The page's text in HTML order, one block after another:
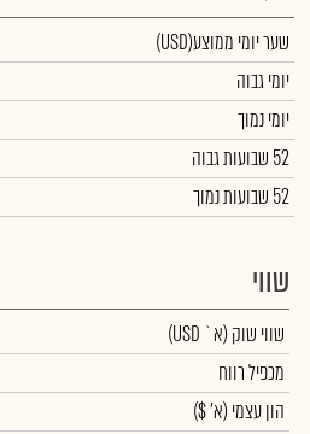
שער יומי ממוצע(USD)
יומי גבוה
יומי נמוך
52 שבועות גבוה
52 שבועות נמוך
שווי
שווי שוק (א` USD)
מכפיל רווח
הון עצמי (א' $)